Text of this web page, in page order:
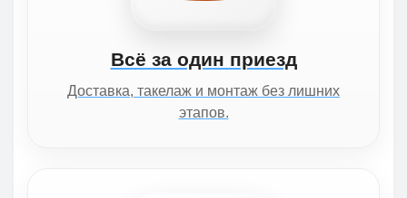
Всё за один приезд
Доставка, такелаж и монтаж без лишних
этапов.